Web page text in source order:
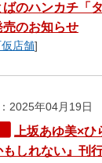
ばのハンカチ「
売のお知らせ
店舗]
2025年04月19日
上坂あゆ美×ひ
もしれない』刊